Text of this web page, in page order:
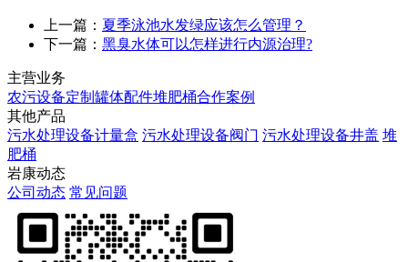
上一篇： 夏季泳池水发绿应该怎么管理？
下一篇： 黑臭水体可以怎样进行内源治理?
主营业务
农污设备定制 罐体配件堆肥桶合作案例
其他产品
污水处理设备计量盒 污水处理设备阀门 污水处理设备井盖 堆
肥桶
岩康动态
公司动态 常见问题